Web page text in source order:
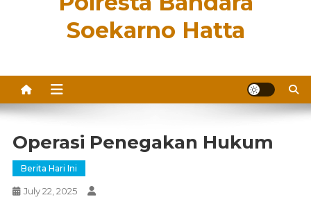
Soekarno Hatta
Operasi Penegakan Hukum
Berita Hari Ini
July 22, 2025